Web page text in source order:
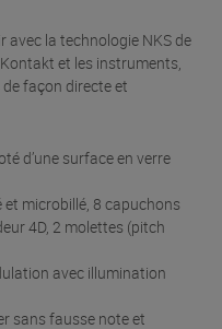
avec la technologie NKS de
et les instruments,
façon directe et
d’une surface en verre
et microbillé, 8 capuchons
4D, 2 molettes (pitch
avec illumination
sans fausse note et